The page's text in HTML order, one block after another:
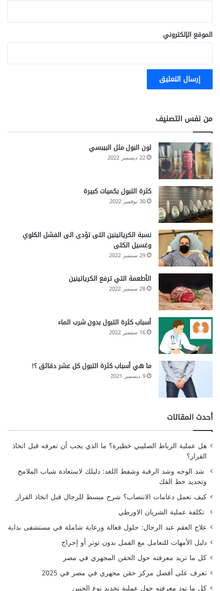
الموقع الإلكتروني
من نفس التصنيف
لون البول مثل البيبسي
22 ديسمبر 2022
كثرة التبول بكميات كبيرة
30 نوفمبر 2022
نسبة الكرياتينين التى تؤدى الى الفشل الكلوي
وغسيل الكلى
29 سبتمبر 2022
الأطعمة التي ترفع الكرياتينين
28 سبتمبر 2022
أسباب كثرة التبول بدون شرب الماء
16 سبتمبر 2022
ما هي أسباب كثرة التبول كل عشر دقائق ؟!
9 ديسمبر 2021
أحدث المقالات
هل عملية الرباط الصليبي خطيرة؟ ما الذي يجب أن تعرفه قبل اتخاذ
القرار؟
شد الوجه وشد الرقبة وشفط اللغد: دليلك لاستعادة شباب الملامح
وتحديد خط الفك
كيف تعمل دعامات الانتصاب؟ شرح مبسط للرجال قبل اتخاذ القرار
تكلفة عملية الشريان الاورطي
علاج العقم عند الرجال: حلول فعالة ورعاية شاملة في مستشفى بداية
دليل الأمهات للتعامل مع القمل بدون توتر أو إحراج
كل ما تريد معرفته حول الحقن المجهري في مصر
تعرف على أفضل مركز حقن مجهري في مصر في 2025
كل ما تود معرفته حول عملية تحديد نوع الجنين